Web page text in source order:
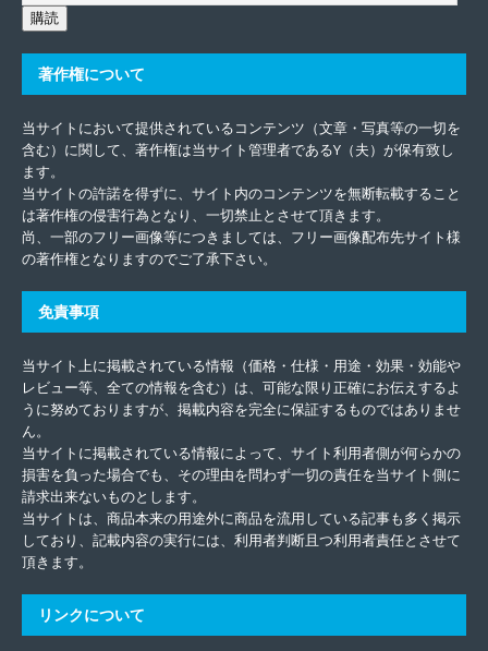
購読
著作権について
当サイトにおいて提供されているコンテンツ（文章・写真等の一切を
含む）に関して、著作権は当サイト管理者であるY（夫）が保有致し
ます。
当サイトの許諾を得ずに、サイト内のコンテンツを無断転載すること
は著作権の侵害行為となり、一切禁止とさせて頂きます。
尚、一部のフリー画像等につきましては、フリー画像配布先サイト様
の著作権となりますのでご了承下さい。
免責事項
当サイト上に掲載されている情報（価格・仕様・用途・効果・効能や
レビュー等、全ての情報を含む）は、可能な限り正確にお伝えするよ
うに努めておりますが、掲載内容を完全に保証するものではありませ
ん。
当サイトに掲載されている情報によって、サイト利用者側が何らかの
損害を負った場合でも、その理由を問わず一切の責任を当サイト側に
請求出来ないものとします。
当サイトは、商品本来の用途外に商品を流用している記事も多く掲示
しており、記載内容の実行には、利用者判断且つ利用者責任とさせて
頂きます。
リンクについて